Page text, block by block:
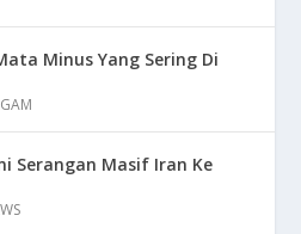
Minus Yang Sering Di
Serangan Masif Iran Ke